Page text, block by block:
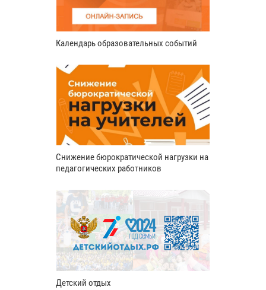
Календарь образовательных событий
Снижение бюрократической нагрузки на
педагогических работников
Детский отдых